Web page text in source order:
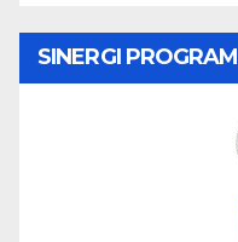
SINERGI PROGRAM